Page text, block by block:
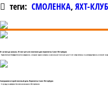
теги: СМОЛЕНКА, ЯХТ-
От штиля до шквала. Итоги третьего гоночного дня первенства Санкт-Петербурга
Первенство Санкт-Петербурга близится к завершению, а гонщики серьезно настроены на финальный гоночный день! В этот четверг яхтсмены по-настоящему боролись со стихией: во
Завершился второй гоночный день Первенства Санкт-Петербурга
В эту среду на акваторию Финского залива вышли 430 спортсменов.